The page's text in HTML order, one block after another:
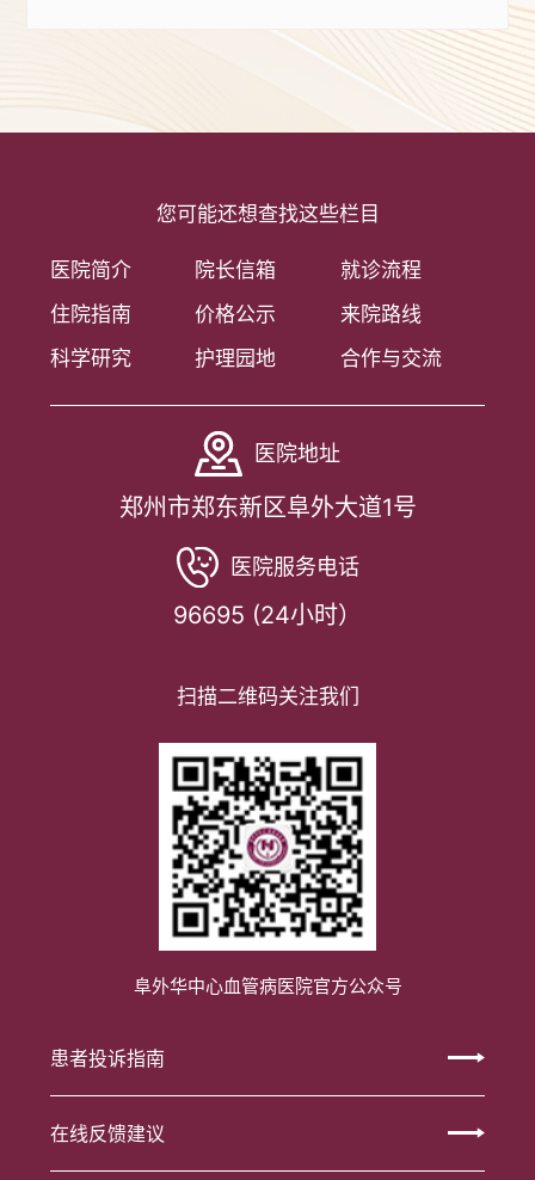
您可能还想查找这些栏目
医院简介 院长信箱
就诊流程
住院指南
价格公示
来院路线
科学研究
护理园地 合作与交流
医院地址
郑州市郑东新区阜外大道1号
医院服务电话
96695 (24小时）
扫描二维码关注我们
阜外华中心血管病医院官方公众号
患者投诉指南
在线反馈建议